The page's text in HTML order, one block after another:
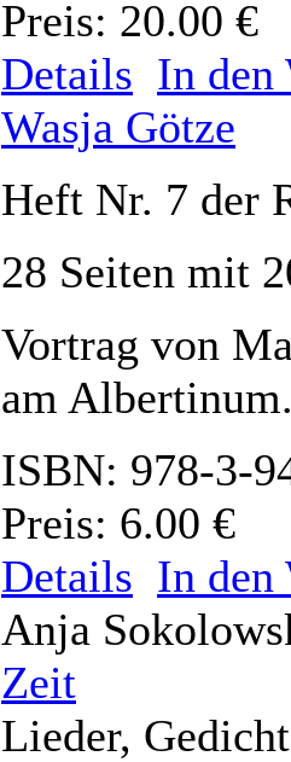
Preis: 20.00 €
Details In den
Wasja Götze
Heft Nr. 7 der
28 Seiten mit
Vortrag von
am
ISBN: 978-3-
Preis: 6.00 €
Details In den
Anja
Zeit
Lieder,